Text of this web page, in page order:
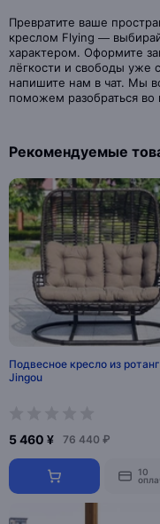
Превратите ваше
креслом Flying —
характером. Оформите
лёгкости и свободы уже
напишите нам в чат. Мы
поможем разобраться во
Рекомендуемые
Подвесное кресло из
Jingou
5 460 ¥ 76 440 ₽
10